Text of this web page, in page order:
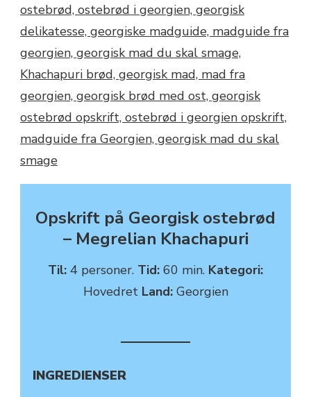
Opskrift på Georgisk ostebrød
– Megrelian Khachapuri
Til: 4 personer. Tid: 60 min. Kategori:
Hovedret Land:Georgien
INGREDIENSER